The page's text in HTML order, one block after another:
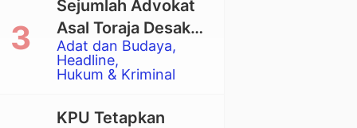
Adat dan Budaya
Headline
Hukum & Kriminal
Sejumlah Advokat
Asal Toraja Desak
Mahkamah Agung
Larang Penggunaan
Eksekusi Rumah
KPU Tetapkan